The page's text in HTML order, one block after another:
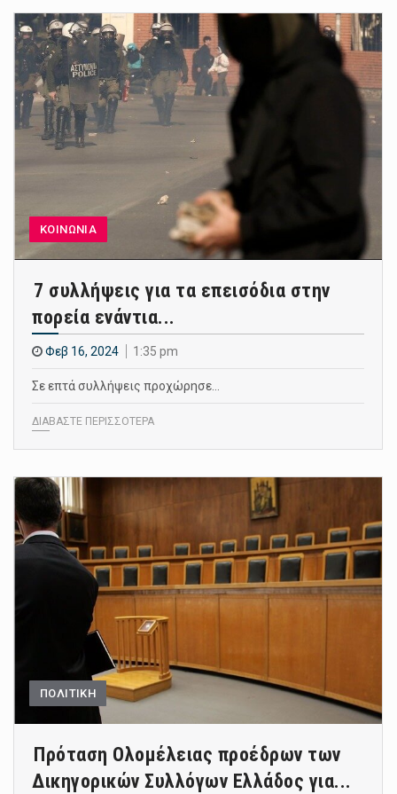
ΚΟΙΝΩΝΙΑ
7 συλλήψεις για τα επεισόδια στην
πορεία ενάντια...
Φεβ 16, 2024 1:35 pm
Σε επτά συλλήψεις προχώρησε…
ΔΙΑΒΑΣΤΕ ΠΕΡΙΣΣΟΤΕΡΑ
ΠΟΛΙΤΙΚΗ
Πρόταση Ολομέλειας προέδρων των
Δικηγορικών Συλλόγων Ελλάδος για...